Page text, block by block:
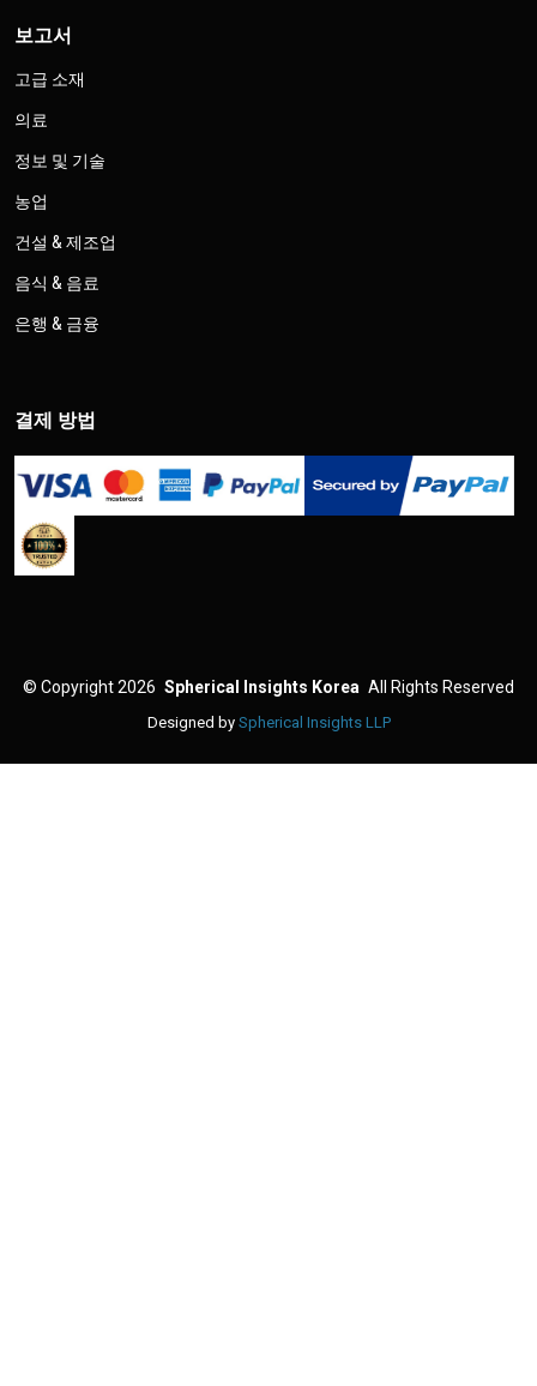
보고서
고급 소재
의료
정보 및 기술
농업
건설 & 제조업
음식 & 음료
은행 & 금융
결제 방법
© Copyright 2026 Spherical Insights Korea All Rights Reserved
Designed by Spherical Insights LLP